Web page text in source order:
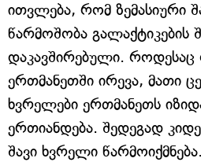
ითვლება, რომ ზემასიური
წარმოშობა გალაქტიკების
დაკავშირებული. როდესაც
ერთმანეთში ირევა, მათი
ხვრელები ერთმანეთს
ერთიანდება. შედეგად
შავი ხვრელი წარმოიქმნება.